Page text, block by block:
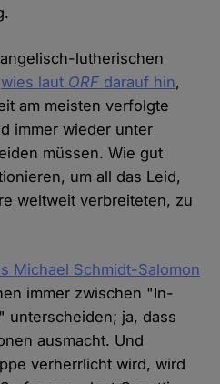
lutherischen
wies laut ORF darauf hin,
am meisten verfolgte
immer wieder unter
müssen. Wie gut
um all das Leid,
weltweit verbreiteten, zu
Michael Schmidt-Salomon
immer zwischen "In-
unterscheiden; ja, dass
ausmacht. Und
verherrlicht wird, wird